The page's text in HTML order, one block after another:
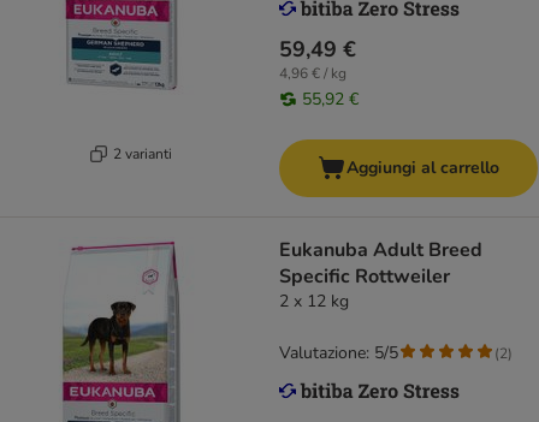
2 varianti
59,49 €
4,96 € / kg
55,92 €
Aggiungi al carrello
Eukanuba Adult Breed
Specific Rottweiler
2 x 12 kg
Valutazione: 5/5 (2)